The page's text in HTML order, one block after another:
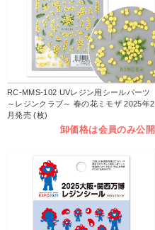
RC-MMS-102 UVレジン用シールパーツ
～レジンクラブ～ 春の花ミモザ 2025年2
月発売 (枚)
卸価格は会員のみ公開